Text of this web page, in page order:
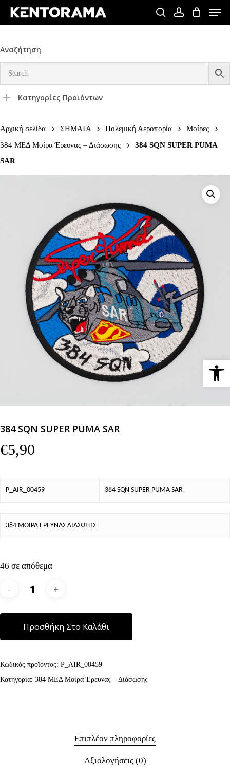
Skip
content
searchaccount
Menu
Αναζήτηση
Κατηγορίες Προϊόντων
Αρχική σελίδα ΣΗΜΑΤΑ Πολεμική Αεροπορία
Μοίρες
384 ΜΕΔ Μοίρα Έρευνας – Διάσωσης
384 SQN SUPER PUMA
SAR
384 SQN SUPER PUMA SAR
€5,90
P_AIR_00459 384 SQN SUPER PUMA SAR
384 ΜΟΙΡΑ ΕΡΕΥΝΑΣ ΔΙΑΣΩΣΗΣ
46 σε απόθεμα
Προσθήκη Στο Καλάθι
Κωδικός προϊόντος: P_AIR_00459
Κατηγορία: 384 ΜΕΔ Μοίρα Έρευνας – Διάσωσης
Επιπλέον πληροφορίες
Αξιολογήσεις (0)